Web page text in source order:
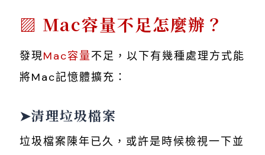
Mac容量不足怎麼辦？
發現Mac容量不足，以下有幾種處理方式能
將Mac記憶體擴充：
➤清理垃圾檔案
垃圾檔案陳年已久，或許是時候檢視一下並